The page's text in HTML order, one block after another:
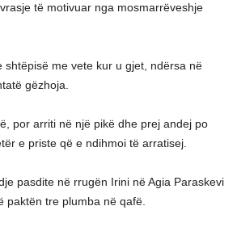
të motivuar nga mosmarrëveshje
shtëpisë me vete kur u gjet, ndërsa në
gëzhoja.
por arriti në një pikë dhe prej andej po
e priste që e ndihmoi të arratisej.
pasdite në rrugën Irini në Agia Paraskevi
paktën tre plumba në qafë.